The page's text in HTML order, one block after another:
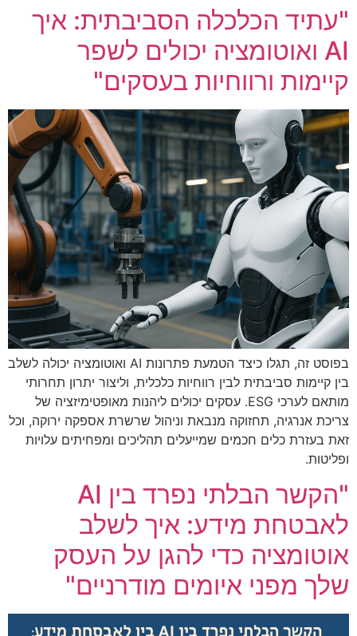
"עתיד הכלכלה הסביבתית: איך
AI ואוטומציה יכולים לשפר
קיימות ורווחיות בעסקים"
בפוסט זה, תגלו כיצד הטמעת פתרונות AI ואוטומציה יכולה לשלב
בין קיימות סביבתית לבין רווחיות כלכלית, וליצור יתרון תחרותי
מותאם לערכי ESG. עסקים יכולים ליהנות מאופטימיזציה של
צריכת אנרגיה, תחזוקה מנבאת וניהול שרשרת אספקה ירוקה, וכל
זאת בעזרת כלים חכמים שמייעלים תהליכים ומפחיתים עלויות
ופליטות.
"הקשר הבלתי נפרד בין AI
לאבטחת מידע: איך לשלב
אוטומציה כדי להגן על העסק
שלך מפני איומים מודרניים"